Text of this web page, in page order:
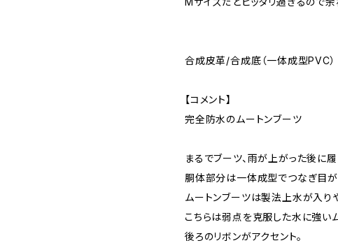
合成皮革/合成底（一体成型PVC）
【コメント】
完全防水のムートンブーツ
まるでブーツ、雨が上がった後に
胴体部分は一体成型でつなぎ目が
ムートンブーツは製法上水が入り
こちらは弱点を克服した水に強い
後ろのリボンがアクセント。